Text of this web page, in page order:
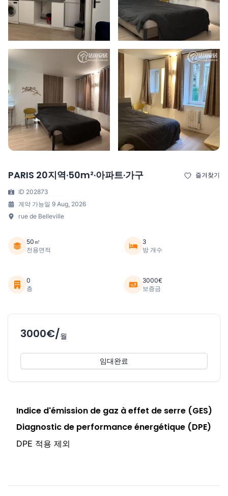
PARIS 20지역·50m²·아파트·가구 즐겨찾기
ID 202873
계약 가능일 9 Aug, 2026
rue de Belleville
50㎡
전용면적
3
방 개수
0
층
3000€
보증금
3000€/월
임대완료
Indice d'émission de gaz à effet de serre (GES)
Diagnostic de performance énergétique (DPE)
DPE 적용 제외